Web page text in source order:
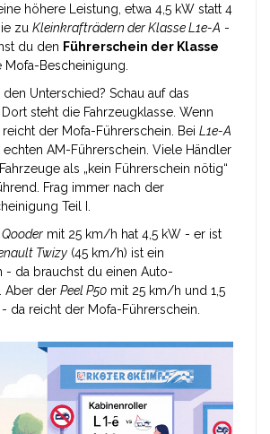
höhere Leistung, etwa 4,5 kW statt 4
zu Kleinkrafträdern der Klasse L1e-A -
du den Führerschein der Klasse
Mofa-Bescheinigung.
Unterschied? Schau auf das
steht die Fahrzeugklasse. Wenn
reicht der Mofa-Führerschein. Bei L1e-A
AM-Führerschein. Viele Händler
als „kein Führerschein nötig“
Frag immer nach der
Teil I.
Qooder mit 25 km/h hat 4,5 kW - er ist
Twizy (45 km/h) ist ein
- da brauchst du einen Auto-
Aber der Peel P50 mit 25 km/h und 1,5
da reicht der Mofa-Führerschein.